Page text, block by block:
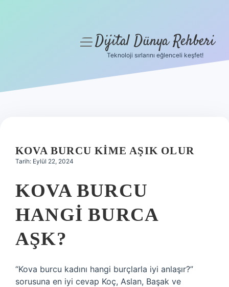
Hakkımızda
menüyüDijital Dünya Rehberi
Teknoloji sırlarını eğlenceli keşfet!
KOVA BURCU KIME AŞIK OLUR
Tarih: Eylül 22, 2024
KOVA BURCU
HANGI BURCA
AŞK?
“Kova burcu kadını hangi burçlarla iyi anlaşır?”
sorusuna en iyi cevap Koç, Aslan, Başak ve